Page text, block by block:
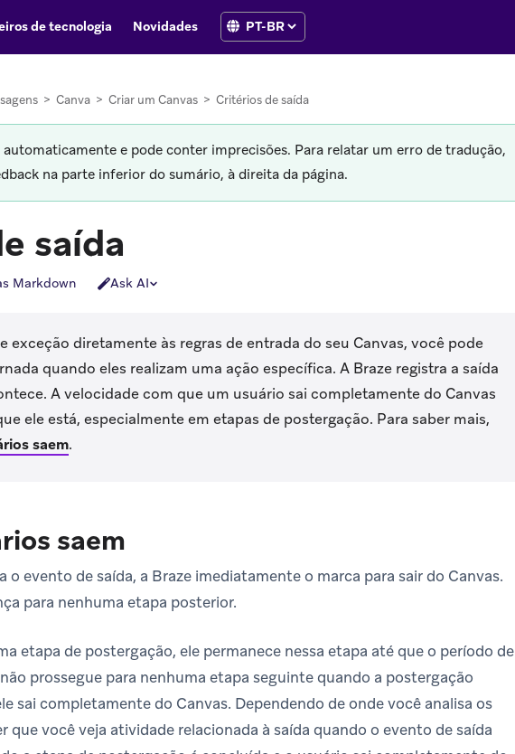
de tecnologia Novidades
> Canva > Criar um Canvas > Critérios de saída
e pode conter imprecisões. Para relatar um erro de tradução,
na parte inferior do sumário, à direita da página.
saída
Markdown Ask AI
exceção diretamente às regras de entrada do seu Canvas, você pode
quando eles realizam uma ação específica. A Braze registra a saída
A velocidade com que um usuário sai completamente do Canvas
ele está, especialmente em etapas de postergação. Para saber mais,
saem.
saem
o evento de saída, a Braze imediatamente o marca para sair do Canvas.
para nenhuma etapa posterior.
etapa de postergação, ele permanece nessa etapa até que o período de
prossegue para nenhuma etapa seguinte quando a postergação
sai completamente do Canvas. Dependendo de onde você analisa os
que você veja atividade relacionada à saída quando o evento de saída